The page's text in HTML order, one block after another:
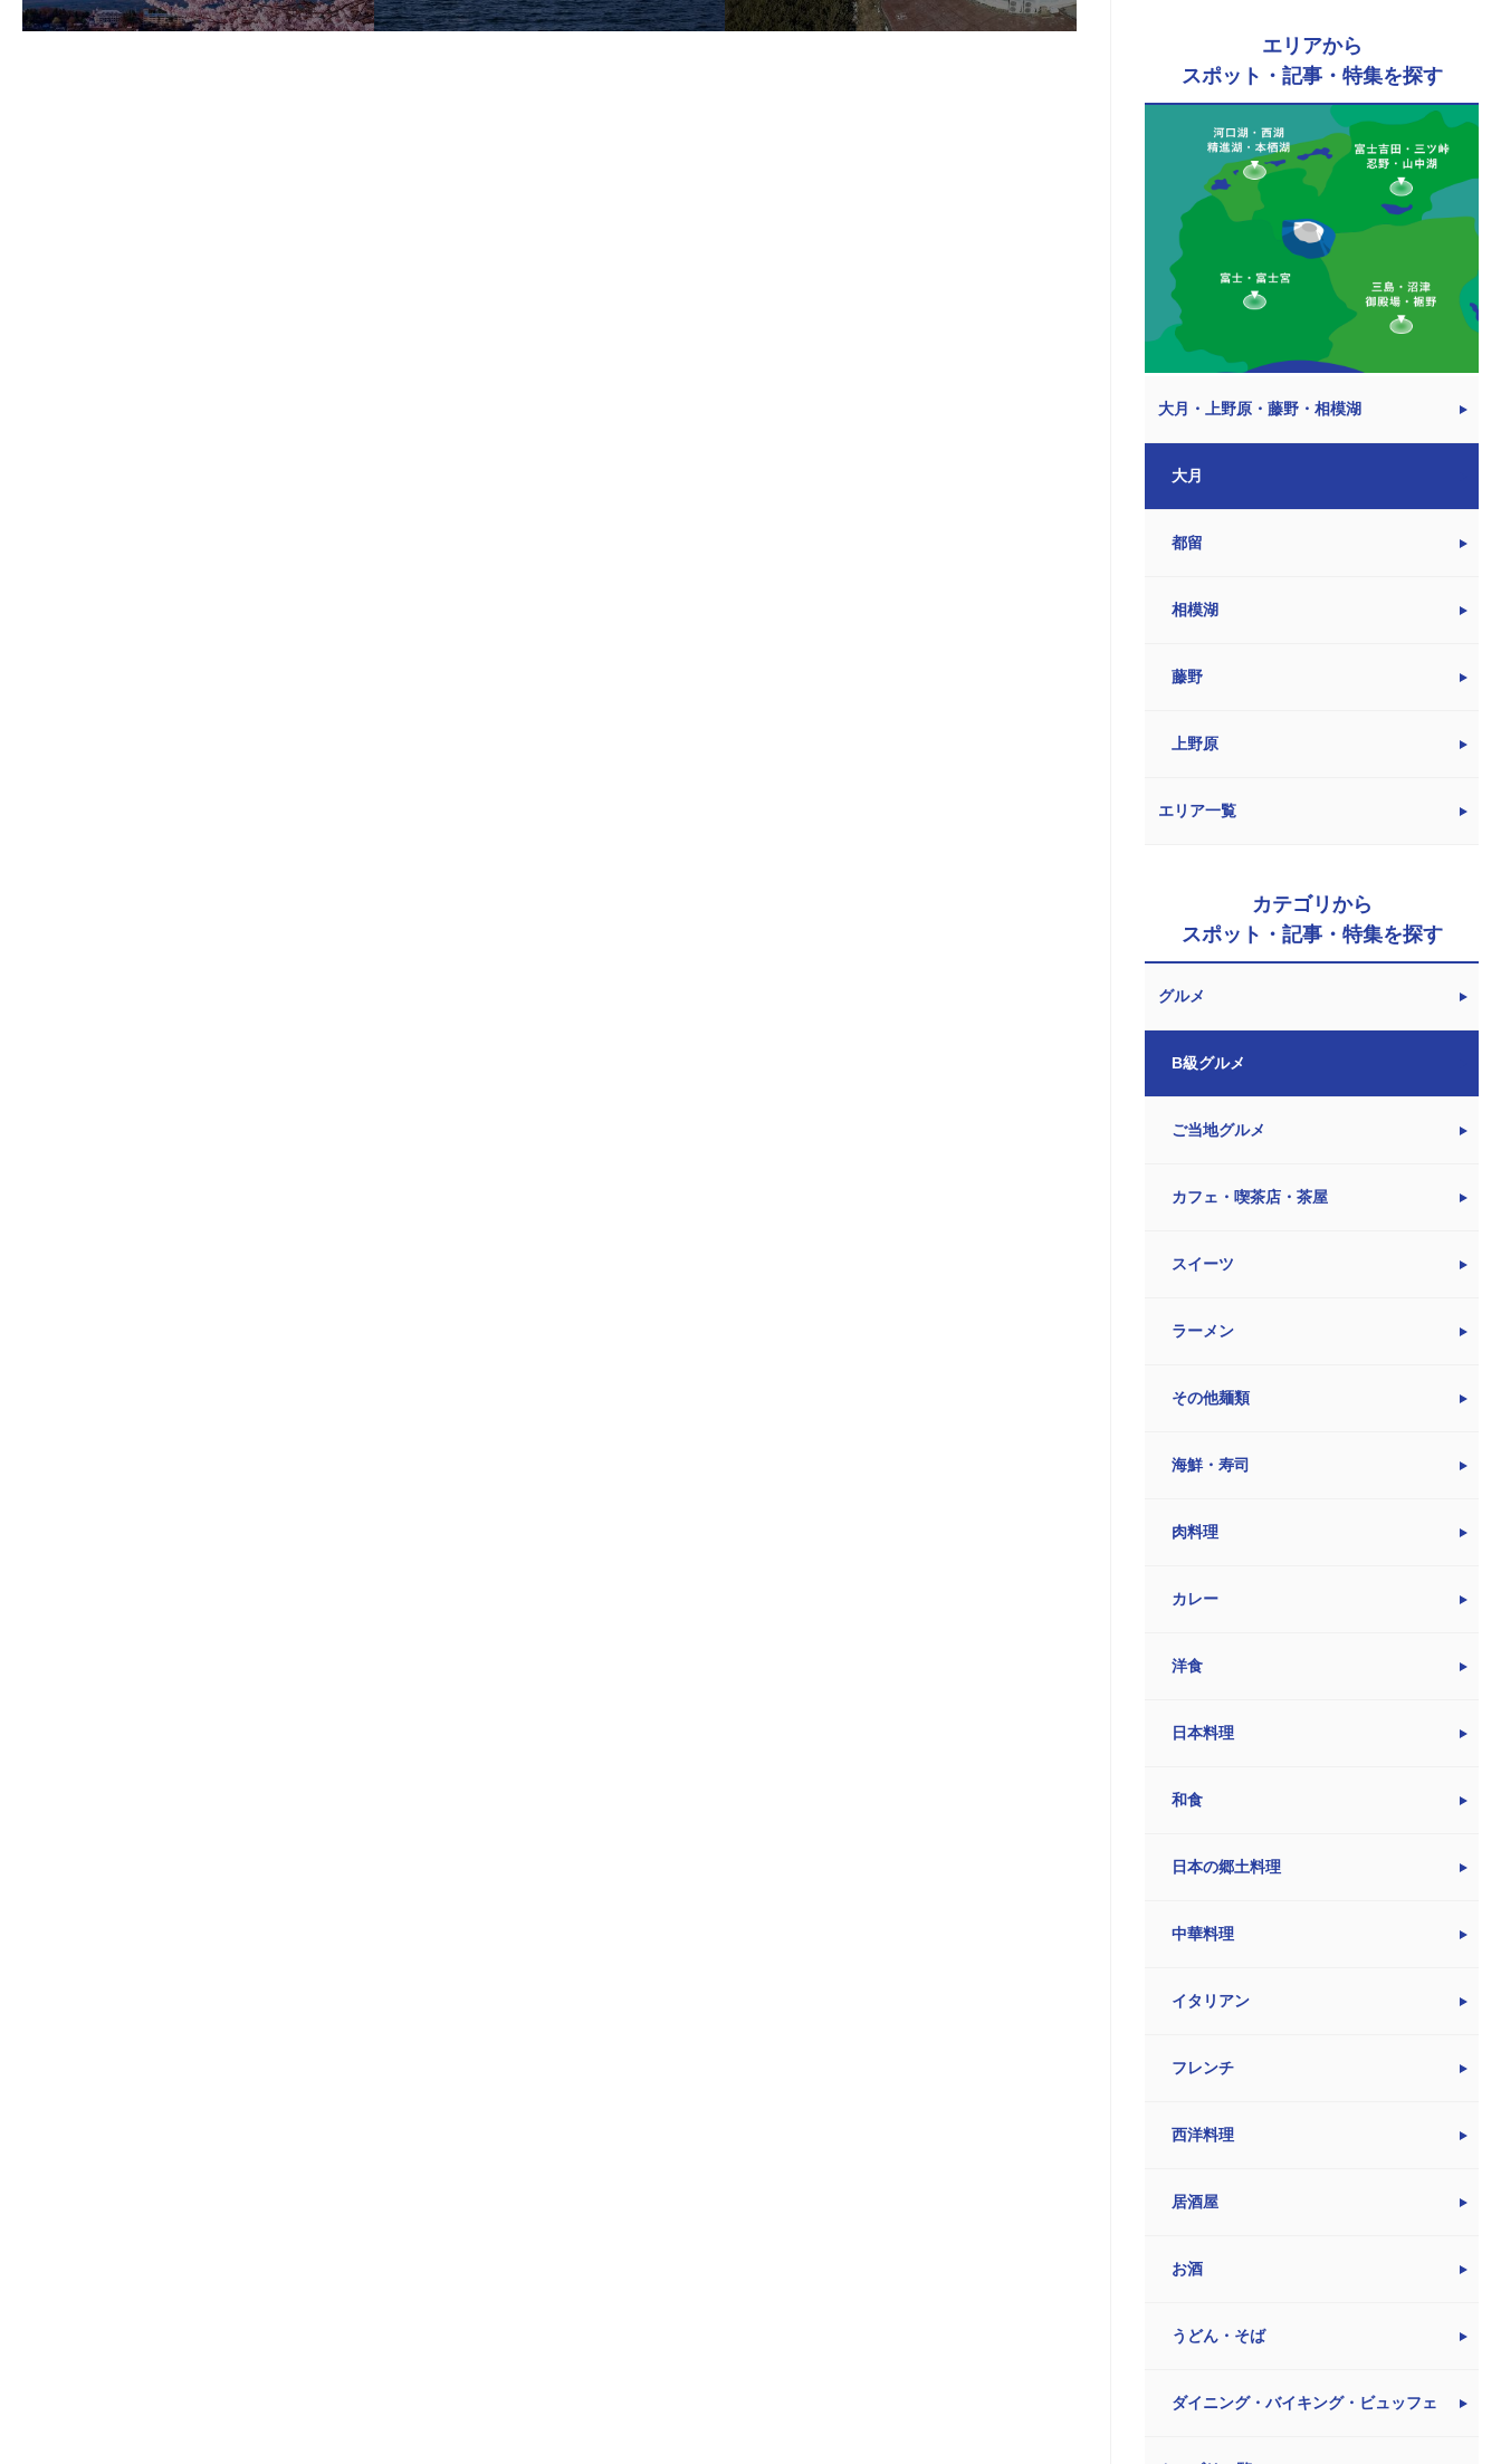
エリアから
スポット・記事・特集を探す
大月・上野原・藤野・相模湖
大月
都留
相模湖
藤野
上野原
エリア一覧
カテゴリから
スポット・記事・特集を探す
グルメ
B級グルメ
ご当地グルメ
カフェ・喫茶店・茶屋
スイーツ
ラーメン
その他麺類
海鮮・寿司
肉料理
カレー
洋食
日本料理
和食
日本の郷土料理
中華料理
イタリアン
フレンチ
西洋料理
居酒屋
お酒
うどん・そば
ダイニング・バイキング・ビュッフェ